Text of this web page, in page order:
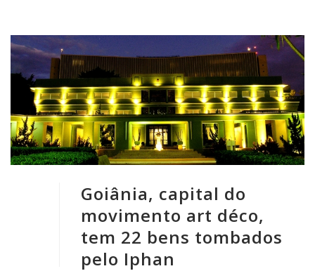
Goiânia, capital do
movimento art déco,
tem 22 bens tombados
pelo Iphan